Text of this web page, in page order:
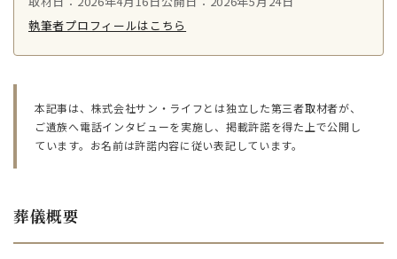
執筆者プロフィールはこちら
本記事は、株式会社サン・ライフとは独立した第三者取材者が、
ご遺族へ電話インタビューを実施し、掲載許諾を得た上で公開し
ています。お名前は許諾内容に従い表記しています。
葬儀概要